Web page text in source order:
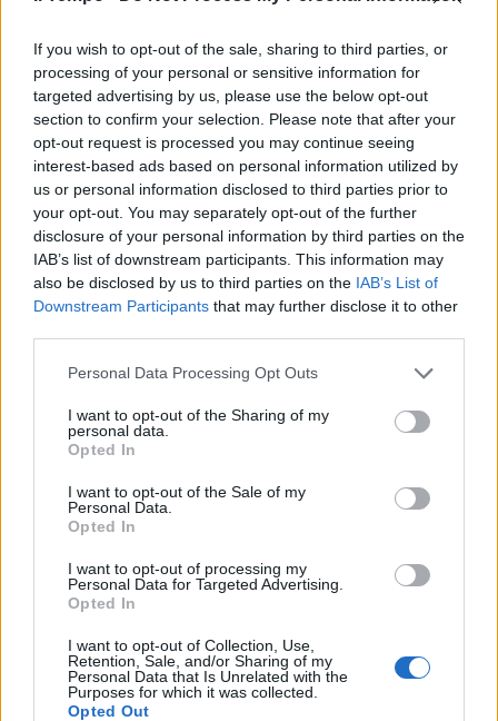
If you wish to opt-out of the sale, sharing to third parties, or
processing of your personal or sensitive information for
targeted advertising by us, please use the below opt-out
section to confirm your selection. Please note that after your
opt-out request is processed you may continue seeing
interest-based ads based on personal information utilized by
us or personal information disclosed to third parties prior to
your opt-out. You may separately opt-out of the further
disclosure of your personal information by third parties on the
IAB’s list of downstream participants. This information may
also be disclosed by us to third parties on the IAB’s List of
Downstream Participants that may further disclose it to other
Personal Data Processing Opt Outs
I want to opt-out of the Sharing of my
personal data.
Opted In
I want to opt-out of the Sale of my
Personal Data.
Opted In
I want to opt-out of processing my
Personal Data for Targeted Advertising.
Opted In
I want to opt-out of Collection, Use,
Retention, Sale, and/or Sharing of my
Personal Data that Is Unrelated with the
Purposes for which it was collected.
Opted Out
ROMA VIOLATA
Le "drogate" e i "geometri"
28/10/2018
LA RAGAZZA UCCISA NELLA METRO A ROMA
Il padre di Vanessa Russo:
"Qualcuno paghi per la morte di
mia figlia"
MASSACRATA DALLA FAMIGLIA
Sgozzata dal padre e dal fratello
italiano
22/04/2018
ORRORE SENZA FINE
casa. La Procura: è odio
antisemita. Due fermi
30/03/2018